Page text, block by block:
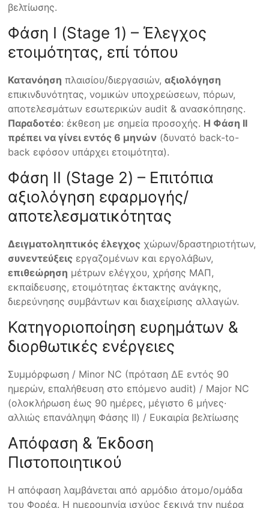
βελτίωσης.
Φάση Ι (Stage 1) – Έλεγχος
ετοιμότητας, επί τόπου
Κατανόηση πλαισίου/διεργασιών,αξιολόγηση
επικινδυνότητας, νομικών υποχρεώσεων, πόρων,
αποτελεσμάτων εσωτερικών audit & ανασκόπησης.
Παραδοτέο: έκθεση με σημεία προσοχής. Η Φάση ΙΙ
πρέπει να γίνει εντός 6 μηνών (δυνατό back-to-
back εφόσον υπάρχει ετοιμότητα).
Φάση ΙΙ (Stage 2) – Επιτόπια
αξιολόγηση εφαρμογής/
αποτελεσματικότητας
Δειγματοληπτικός έλεγχος χώρων/δραστηριοτήτων,
συνεντεύξεις εργαζομένων και εργολάβων,
επιθεώρηση μέτρων ελέγχου, χρήσης ΜΑΠ,
εκπαίδευσης, ετοιμότητας έκτακτης ανάγκης,
διερεύνησης συμβάντων και διαχείρισης αλλαγών.
Κατηγοριοποίηση ευρημάτων &
διορθωτικές ενέργειες
Συμμόρφωση / Minor NC (πρόταση ΔΕ εντός 90
ημερών, επαλήθευση στο επόμενο audit) / Major NC
(ολοκλήρωση έως 90 ημέρες, μέγιστο 6 μήνες·
αλλιώς επανάληψη Φάσης ΙΙ) / Ευκαιρία βελτίωσης
Απόφαση & Έκδοση
Πιστοποιητικού
Η απόφαση λαμβάνεται από αρμόδιο άτομο/ομάδα
του Φορέα. Η ημερομηνία ισχύος ξεκινά την ημέρα